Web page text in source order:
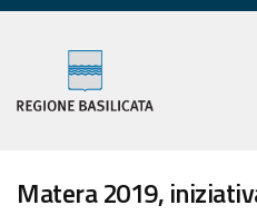
Matera 2019,